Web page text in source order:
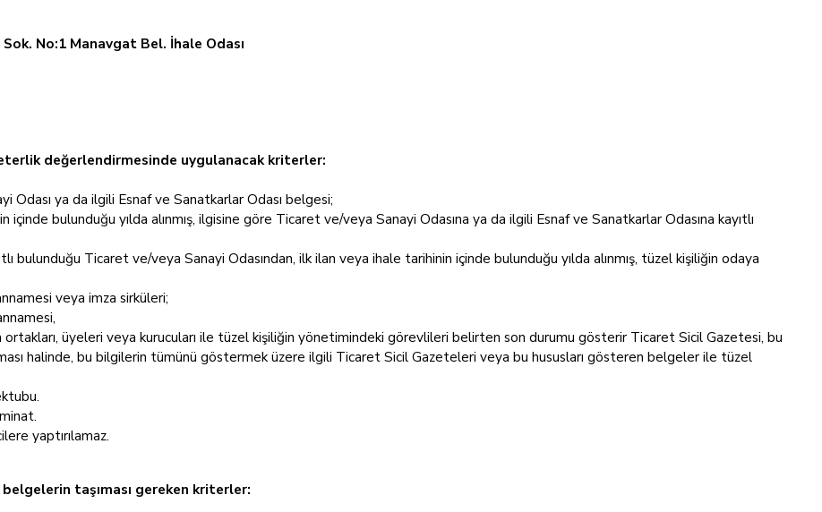
Sok. No:1 Manavgat Bel. İhale Odası
değerlendirmesinde uygulanacak kriterler:
Odası ya da ilgili Esnaf ve Sanatkarlar Odası belgesi;
bulunduğu yılda alınmış, ilgisine göre Ticaret ve/veya Sanayi Odasına ya da ilgili Esnaf ve Sanatkarlar Odasına kayıtlı
bulunduğu Ticaret ve/veya Sanayi Odasından, ilk ilan veya ihale tarihinin içinde bulunduğu yılda alınmış, tüzel kişiliğin odaya
veya imza sirküleri;
ortakları, üyeleri veya kurucuları ile tüzel kişiliğin yönetimindeki görevlileri belirten son durumu gösterir Ticaret Sicil Gazetesi, bu
halinde, bu bilgilerin tümünü göstermek üzere ilgili Ticaret Sicil Gazeteleri veya bu hususları gösteren belgeler ile tüzel
yaptırılamaz.
taşıması gereken kriterler: